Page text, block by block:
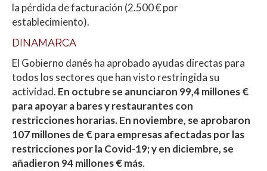
la pérdida de facturación (2.500 € por
establecimiento).
DINAMARCA
El Gobierno danés ha aprobado ayudas directas para
todos los sectores que han visto restringida su
actividad. En octubre se anunciaron 99,4 millones €
para apoyar a bares y restaurantes con
restricciones horarias. En noviembre, se aprobaron
107 millones de € para empresas afectadas por las
restricciones por la Covid-19; y en diciembre, se
añadieron 94 millones € más.